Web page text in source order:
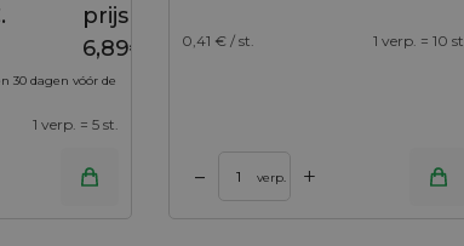
prijs is:
6,89€.
30 dagen vóór de
1 verp. = 5 st.
0,41 € / st. 1 verp. = 10 st.
– verp. +
Toevoegen aan winkelwagen